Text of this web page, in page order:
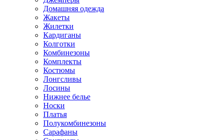
Домашняя одежда
Жакеты
Жилетки
Кардиганы
Колготки
Комбинезоны
Комплекты
Костюмы
Лонгсливы
Лосины
Нижнее белье
Носки
Платья
Полукомбинезоны
Сарафаны